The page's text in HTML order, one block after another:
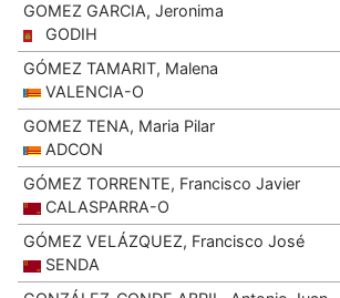
GOMEZ GARCIA, Jeronima
GODIH
GÓMEZ TAMARIT, Malena
VALENCIA-O
GOMEZ TENA, Maria Pilar
ADCON
GÓMEZ TORRENTE, Francisco Javier
CALASPARRA-O
GÓMEZ VELÁZQUEZ, Francisco José
SENDA